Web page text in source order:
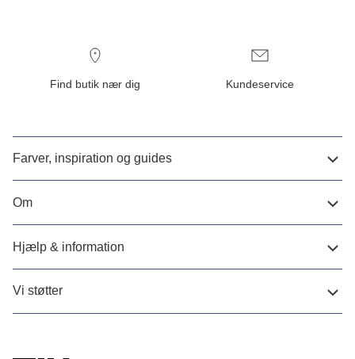
Find butik nær dig Kundeservice
Farver, inspiration og guides
Om
Hjælp & information
Vi støtter